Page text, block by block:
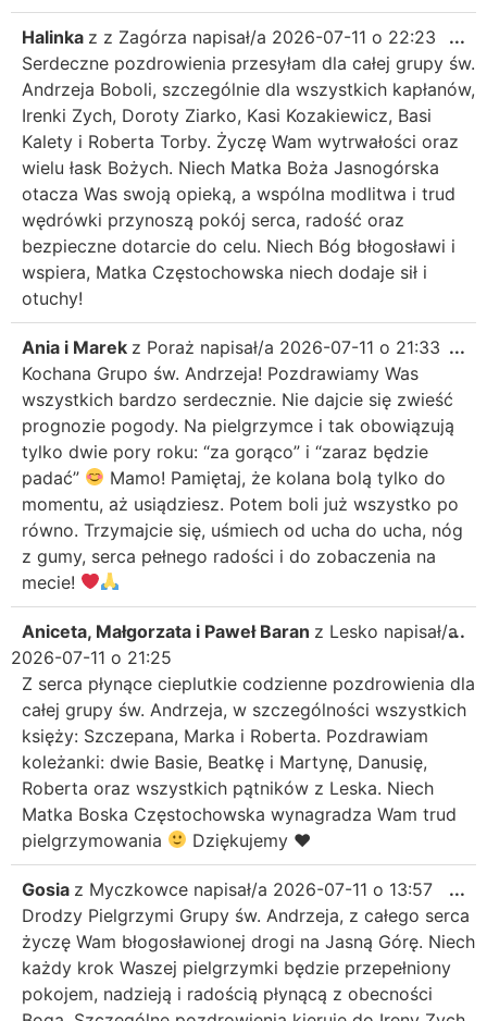
Halinka z z Zagórza napisał/a 2026-07-11 o 22:23
Serdeczne pozdrowienia przesyłam dla całej grupy św.
Andrzeja Boboli, szczególnie dla wszystkich kapłanów,
Irenki Zych, Doroty Ziarko, Kasi Kozakiewicz, Basi
Kalety i Roberta Torby. Życzę Wam wytrwałości oraz
wielu łask Bożych. Niech Matka Boża Jasnogórska
otacza Was swoją opieką, a wspólna modlitwa i trud
wędrówki przynoszą pokój serca, radość oraz
bezpieczne dotarcie do celu. Niech Bóg błogosławi i
wspiera, Matka Częstochowska niech dodaje sił i
otuchy!
...
Ania i Marek z Poraż napisał/a 2026-07-11 o 21:33
Kochana Grupo św. Andrzeja! Pozdrawiamy Was
wszystkich bardzo serdecznie. Nie dajcie się zwieść
prognozie pogody. Na pielgrzymce i tak obowiązują
tylko dwie pory roku: “za gorąco” i “zaraz będzie
padać”
Mamo! Pamiętaj, że kolana bolą tylko do
momentu, aż usiądziesz. Potem boli już wszystko po
równo. Trzymajcie się, uśmiech od ucha do ucha, nóg
z gumy, serca pełnego radości i do zobaczenia na
mecie!
...
Aniceta, Małgorzata i Paweł Baran z Lesko napisał/a
2026-07-11 o 21:25
Z serca płynące cieplutkie codzienne pozdrowienia dla
całej grupy św. Andrzeja, w szczególności wszystkich
księży: Szczepana, Marka i Roberta. Pozdrawiam
koleżanki: dwie Basie, Beatkę i Martynę, Danusię,
Roberta oraz wszystkich pątników z Leska. Niech
Matka Boska Częstochowska wynagradza Wam trud
pielgrzymowania
Dziękujemy ♥️
...
Gosia z Myczkowce napisał/a 2026-07-11 o 13:57
Drodzy Pielgrzymi Grupy św. Andrzeja, z całego serca
życzę Wam błogosławionej drogi na Jasną Górę. Niech
każdy krok Waszej pielgrzymki będzie przepełniony
pokojem, nadzieją i radością płynącą z obecności
...